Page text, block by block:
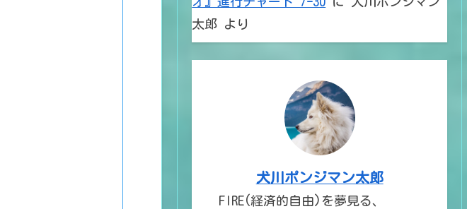
太郎 より
犬川ポンジマン太郎
FIRE(経済的自由)を夢見る、